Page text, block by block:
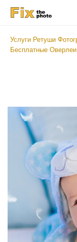
Услуги Ретуши
Бесплатные